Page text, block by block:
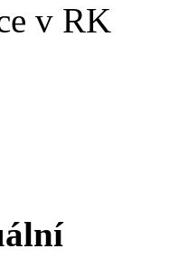
v RK